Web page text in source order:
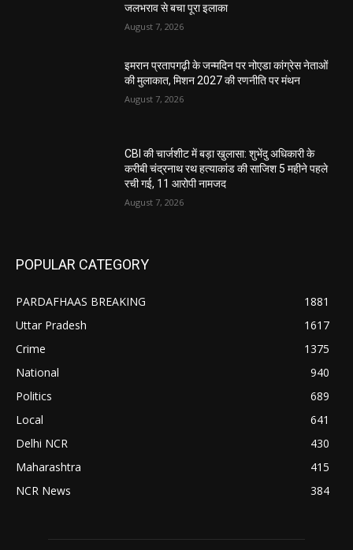
जलभराव से बचा पूरा इलाका
August 7, 2026
इमरान प्रतापगढ़ी के जन्मदिन पर नोएडा कांग्रेस नेताओं
की मुलाकात, मिशन 2027 की रणनीति पर मंथन
August 7, 2026
CBI की चार्जशीट में बड़ा खुलासा: शुभेंदु अधिकारी के
करीबी चंद्रनाथ रथ हत्याकांड की साजिश 5 महीने पहले
रची गई, 11 आरोपी नामजद
August 7, 2026
POPULAR CATEGORY
PARDAFHAAS BREAKING
1881
Uttar Pradesh
1617
Crime
1375
National
940
Politics
689
Local
641
Delhi NCR
430
Maharashtra
415
NCR News
384